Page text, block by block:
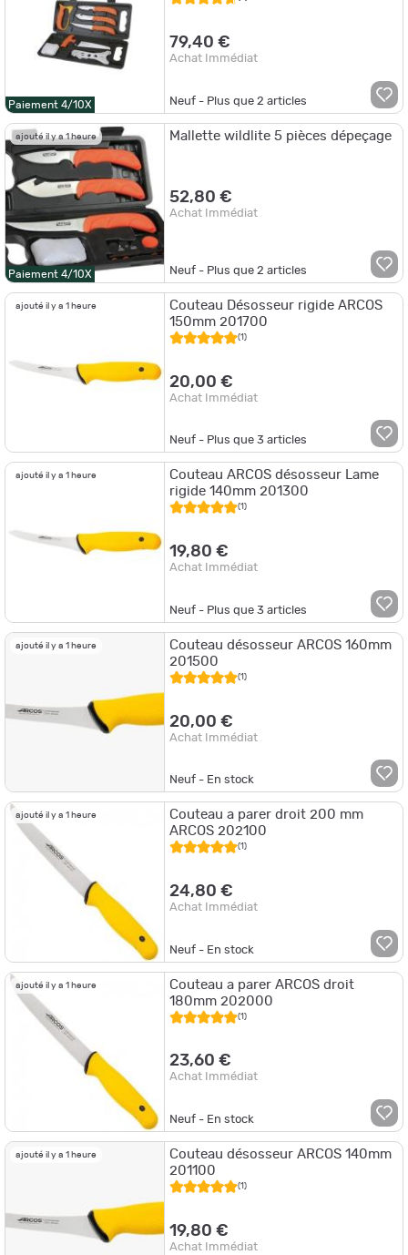
Paiement 4/10X
79,40 €
Achat Immédiat
Neuf - Plus que2 articles
ajouté il y a 1 heure
Paiement 4/10X
Mallette wildlite 5 pièces dépeçage
52,80 €
Achat Immédiat
Neuf - Plus que2 articles
ajouté il y a 1 heure
Couteau Désosseur rigide ARCOS
150mm 201700
(1)
20,00 €
Achat Immédiat
Neuf - Plus que3 articles
ajouté il y a 1 heure
Couteau ARCOS désosseur Lame
rigide 140mm 201300
(1)
19,80 €
Achat Immédiat
Neuf - Plus que3 articles
ajouté il y a 1 heure
Couteau désosseur ARCOS 160mm
201500
(1)
20,00 €
Achat Immédiat
Neuf - En stock
ajouté il y a 1 heure
Couteau a parer droit 200 mm
ARCOS 202100
(1)
24,80 €
Achat Immédiat
Neuf - En stock
ajouté il y a 1 heure
Couteau a parer ARCOS droit
180mm 202000
(1)
23,60 €
Achat Immédiat
Neuf - En stock
ajouté il y a 1 heure
Couteau désosseur ARCOS 140mm
201100
(1)
19,80 €
Achat Immédiat